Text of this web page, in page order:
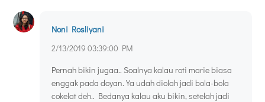
Noni Rosliyani
2/13/2019 03:39:00 PM
Pernah bikin jugaa.. Soalnya kalau roti marie biasa
enggak pada doyan. Ya udah diolah jadi bola-bola
cokelat deh.. Bedanya kalau aku bikin, setelah jadi